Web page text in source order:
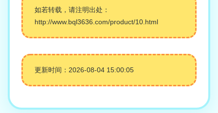
如若转载，请注明出处：
http://www.bql3636.com/product/10.html
更新时间：2026-08-04 15:00:05